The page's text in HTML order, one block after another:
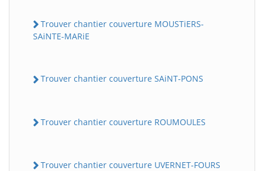
Trouver chantier couverture MOUSTiERS-
SAiNTE-MARiE
Trouver chantier couverture SAiNT-PONS
Trouver chantier couverture ROUMOULES
Trouver chantier couverture UVERNET-FOURS